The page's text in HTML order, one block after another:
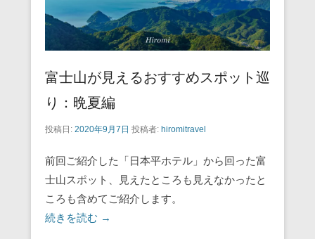
富士山が見えるおすすめスポット巡
り：晩夏編
投稿日: 2020年9月7日 投稿者: hiromitravel
前回ご紹介した「日本平ホテル」から回った富
士山スポット、見えたところも見えなかったと
ころも含めてご紹介します。
続きを読む →